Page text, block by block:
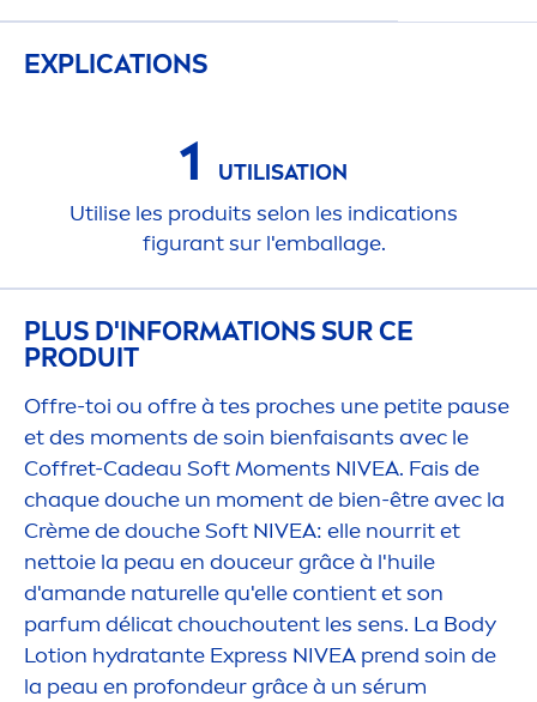
EXPLICATIONS
1
UTILISATION
Utilise les produits selon les indications
figurant sur l'emballage.
PLUS D'INFORMATIONS SUR CE
PRODUIT
Offre-toi ou offre à tes proches une petite pause
et des moments de soin bienfaisants avec le
Coffret-Cadeau Soft Moments NIVEA. Fais de
chaque douche un moment de bien-être avec la
Crème de douche Soft NIVEA: elle nourrit et
nettoie la peau en douceur grâce à l'huile
d'amande naturelle qu'elle contient et son
parfum délicat chouchoutent les sens. La Body
Lotion hydratante Express NIVEA prend soin de
la peau en profondeur grâce à un sérum